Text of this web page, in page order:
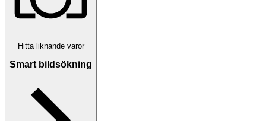
Hitta liknande varor
Smart bildsökning